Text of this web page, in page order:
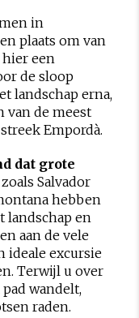
in
plaats om van
hier een
de sloop
landschap erna,
van de meest
Empordà.
dat grote
zoals Salvador
hebben
landschap en
aan de vele
ideale excursie
Terwijl u over
wandelt,
raden.